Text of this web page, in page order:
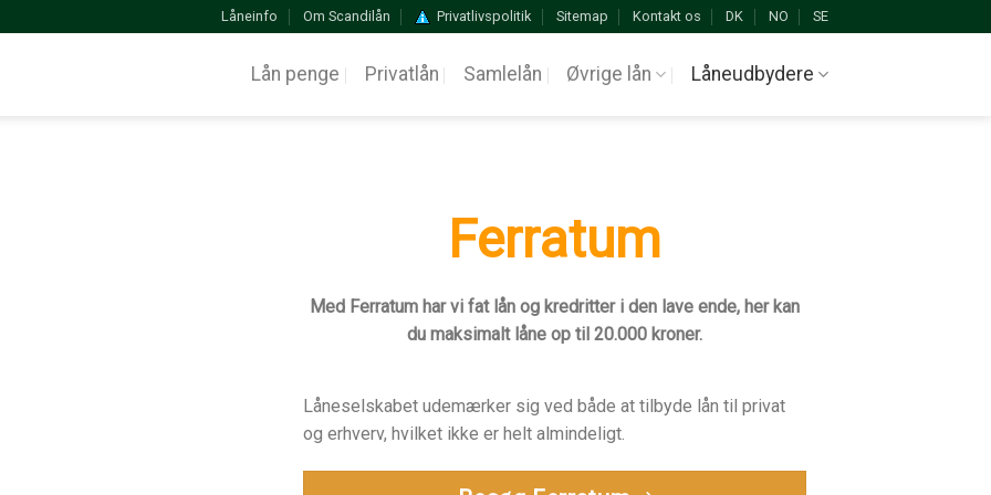
Låneinfo Om Scandilån Privatlivspolitik Sitemap Kontakt os DK NO SE
Lån penge Privatlån Samlelån Øvrige lån Låneudbydere
Ferratum
Med Ferratum har vi fat lån og kredritter i den lave ende, her kan
du maksimalt låne op til 20.000 kroner.
Låneselskabet udemærker sig ved både at tilbyde lån til privat
og erhverv, hvilket ikke er helt almindeligt.